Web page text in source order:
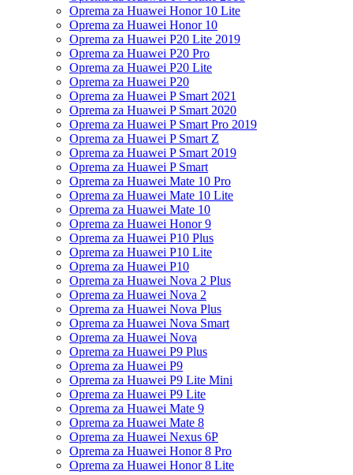
Oprema za Huawei Honor 10 Lite
Oprema za Huawei Honor 10
Oprema za Huawei P20 Lite 2019
Oprema za Huawei P20 Pro
Oprema za Huawei P20 Lite
Oprema za Huawei P20
Oprema za Huawei P Smart 2021
Oprema za Huawei P Smart 2020
Oprema za Huawei P Smart Pro 2019
Oprema za Huawei P Smart Z
Oprema za Huawei P Smart 2019
Oprema za Huawei P Smart
Oprema za Huawei Mate 10 Pro
Oprema za Huawei Mate 10 Lite
Oprema za Huawei Mate 10
Oprema za Huawei Honor 9
Oprema za Huawei P10 Plus
Oprema za Huawei P10 Lite
Oprema za Huawei P10
Oprema za Huawei Nova 2 Plus
Oprema za Huawei Nova 2
Oprema za Huawei Nova Plus
Oprema za Huawei Nova Smart
Oprema za Huawei Nova
Oprema za Huawei P9 Plus
Oprema za Huawei P9
Oprema za Huawei P9 Lite Mini
Oprema za Huawei P9 Lite
Oprema za Huawei Mate 9
Oprema za Huawei Mate 8
Oprema za Huawei Nexus 6P
Oprema za Huawei Honor 8 Pro
Oprema za Huawei Honor 8 Lite